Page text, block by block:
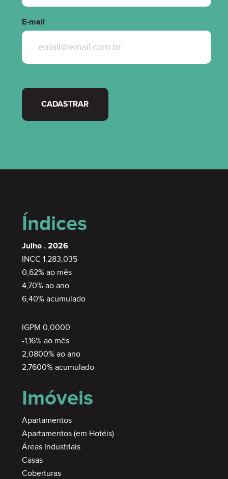
SEMIMOBILIADO
SEMIMOBILIADO
E-mail
CADASTRAR
Índices
Julho . 2026
INCC 1.283,035
0,62% ao mês
4,70% ao ano
6,40% acumulado
IGPM 0,0000
-1,16% ao mês
2,0800% ao ano
2,7600% acumulado
Imóveis
Apartamentos
Apartamentos (em Hotéis)
Áreas Industriais
Casas
Coberturas